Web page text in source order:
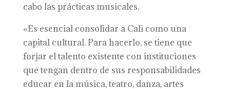
cabo las prácticas musicales.
«Es esencial consolidar a Cali como una
capital cultural. Para hacerlo, se tiene que
forjar el talento existente con instituciones
que tengan dentro de sus responsabilidades
educar en la música, teatro, danza, artes